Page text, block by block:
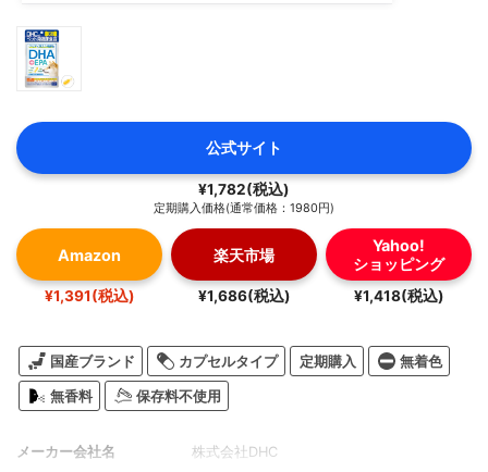
公式サイト
¥1,782(税込)
定期購入価格(通常価格：1980円)
Amazon
¥1,391(税込)
楽天市場
¥1,686(税込)
Yahoo!
ショッピング
¥1,418(税込)
国産ブランド カプセルタイプ 定期購入 無着色
無香料 保存料不使用
メーカー会社名 株式会社DHC